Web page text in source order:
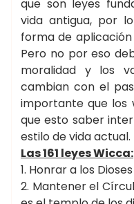
que son leyes
vida antigua, por
forma de
Pero no por eso
moralidad y los
cambian con el
importante que los
que esto saber
estilo de vida actual.
Las 161 leyes Wicca:
1. Honrar a los
2. Mantener el